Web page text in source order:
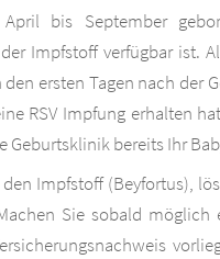
bis September
Impfstoff verfügbar ist.
ersten Tagen nach
RSV Impfung erhalten
Geburtsklinik bereits Ihr
Impfstoff (Beyfortus),
Sie sobald